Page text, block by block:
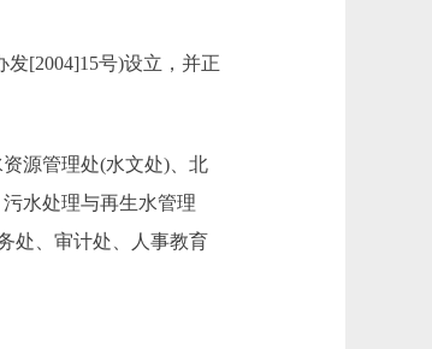
[2004]15号)设立，并正
源管理处(水文处)、北
水处理与再生水管理
处、审计处、人事教育